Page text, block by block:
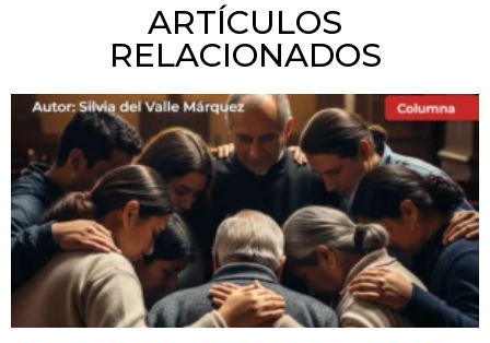
ARTÍCULOS
RELACIONADOS